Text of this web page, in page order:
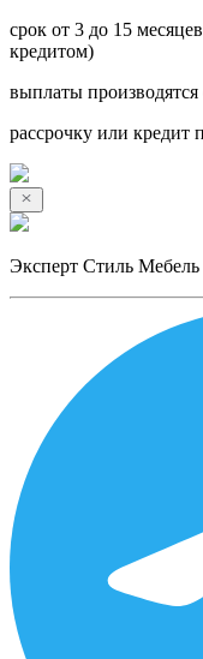
срок от 3 до 15
кредитом)
выплаты
рассрочку или кредит
Эксперт Стиль Мебель